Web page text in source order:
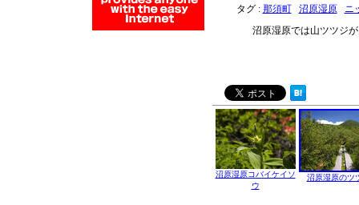
タグ : 那須町 沼原湿原
ニ
沼原湿原では山ツツジ
沼原湿原コバイケイソ
ウ
沼原湿原のツ